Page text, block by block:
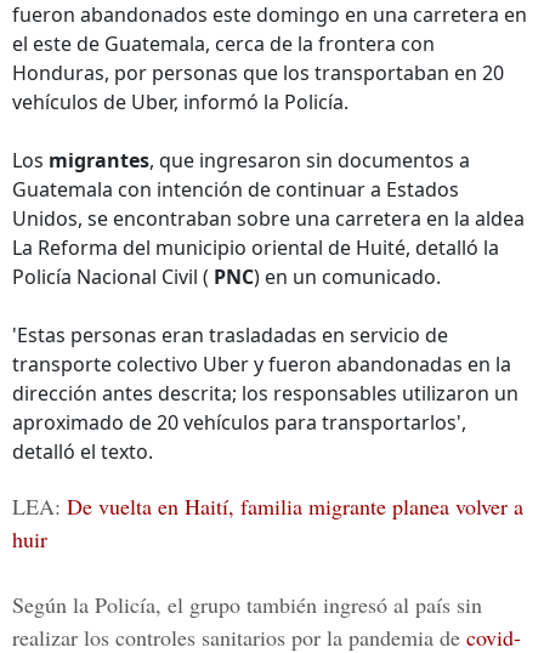
fueron abandonados este domingo en una carretera en
el este de Guatemala, cerca de la frontera con
Honduras, por personas que los transportaban en 20
vehículos de Uber, informó la Policía.
Los migrantes, que ingresaron sin documentos a
Guatemala con intención de continuar a Estados
Unidos, se encontraban sobre una carretera en la aldea
La Reforma del municipio oriental de Huité, detalló la
Policía Nacional Civil ( PNC) en un comunicado.
'Estas personas eran trasladadas en servicio de
transporte colectivo Uber y fueron abandonadas en la
dirección antes descrita; los responsables utilizaron un
aproximado de 20 vehículos para transportarlos',
detalló el texto.
LEA: De vuelta en Haití, familia migrante planea volver a
huir
Según la Policía, el grupo también ingresó al país sin
realizar los controles sanitarios por la pandemia de covid-